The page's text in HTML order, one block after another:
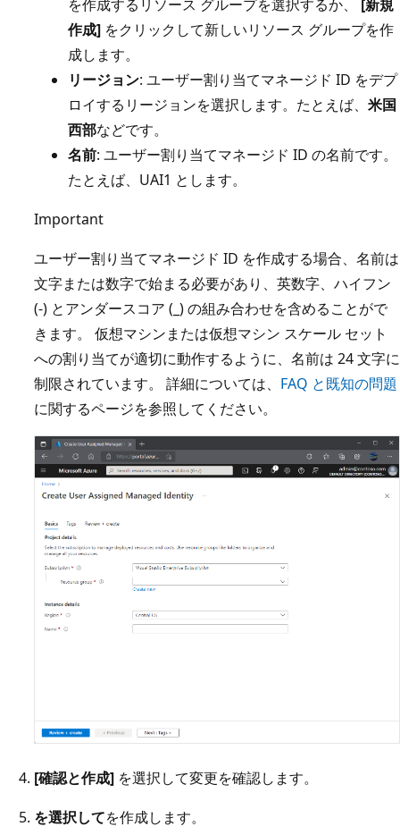
を作成するリソース グループを選択するか、 [新規
作成] をクリックして新しいリソース グループを作
成します。
リージョン: ユーザー割り当てマネージド ID をデプ
ロイするリージョンを選択します。たとえば、 米国
西部などです。
名前: ユーザー割り当てマネージド ID の名前です。
たとえば、UAI1 とします。
Important
ユーザー割り当てマネージド ID を作成する場合、名前は
文字または数字で始まる必要があり、英数字、ハイフン
(-) とアンダースコア (_) の組み合わせを含めることがで
きます。 仮想マシンまたは仮想マシン スケール セット
への割り当てが適切に動作するように、名前は 24 文字に
制限されています。 詳細については、 FAQ と既知の問題
に関するページを参照してください。
[確認と作成] を選択して変更を確認します。
を選択してを作成します。